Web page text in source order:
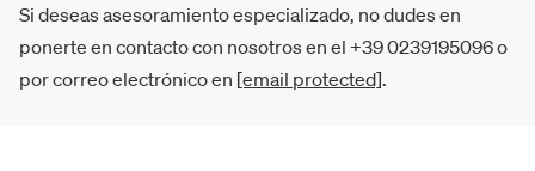
Si deseas asesoramiento especializado, no dudes en
ponerte en contacto con nosotros en el +39 0239195096 o
por correo electrónico en [email protected].